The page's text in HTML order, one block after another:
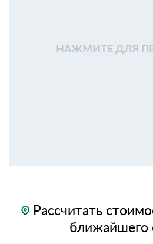
НАЖМИТЕ ДЛЯ
Рассчитать
ближайшего